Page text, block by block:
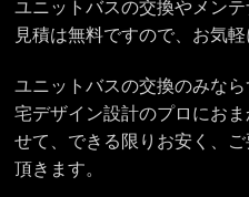
ユニットバスの交換やメン
見積は無料ですので、お気
ユニットバスの交換のみな
宅デザイン設計のプロにお
せて、できる限りお安く、
頂きます。